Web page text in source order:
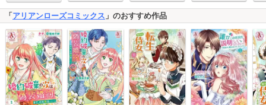
「 アリアンローズコミックス 」のおすすめ作品